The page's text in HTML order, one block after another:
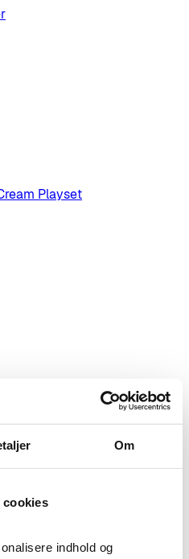
Om
cookies
indhold og
Playset